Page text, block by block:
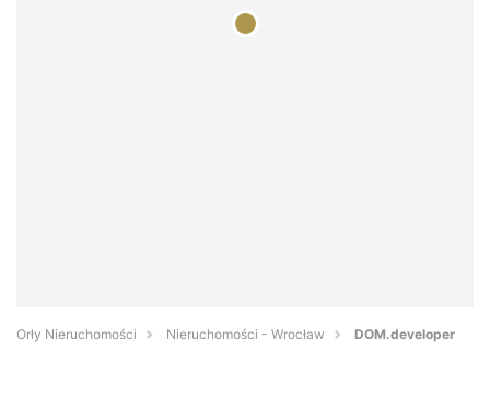
Orły Nieruchomości Nieruchomości - Wrocław DOM.developer